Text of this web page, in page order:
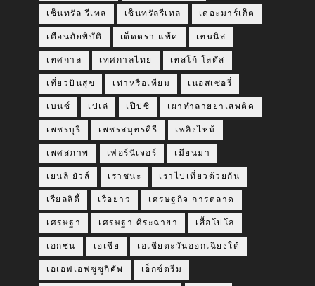
เซ็นทรัล รีเทล เซ็นทรัลรีเทล เดอะมาร์เก็ต
เตือนภัยพิบัติ เต็ดตรา แพ้ค เทนนิส
เทศกาล เทศกาลไทย เทสโก้ โลตัส
เที่ยวปันสุข เท่าหรือเทียม เนอสเซอรี่
เบนซ์ เปเล่ เป๊ปซี่ เผาทำลายยาเสพติด
เพชรบุรี เพชรสมุทรคีรี เพลิงไหม้
เพศสภาพ เฟอร์นิเจอร์ เมียนมา
เยนลี่ ยัวส์ เราชนะ เราไปเที่ยวด้วยกัน
เรียลลิตี้ เรือยาว เศรษฐกิจ การตลาด
เศรษฐา เศรษฐา ศิระฉายา เสื้อโปโล
เอกชน เอเชีย เอเชียตะวันออกเฉียงใต้
เอเอฟเอฟซูซูกิคัพ เอ็กซ์ตรีม